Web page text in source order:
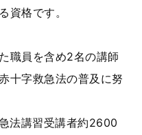
資格です。
職員を含め2名の講師
十字救急法の普及に努
法講習受講者約2600